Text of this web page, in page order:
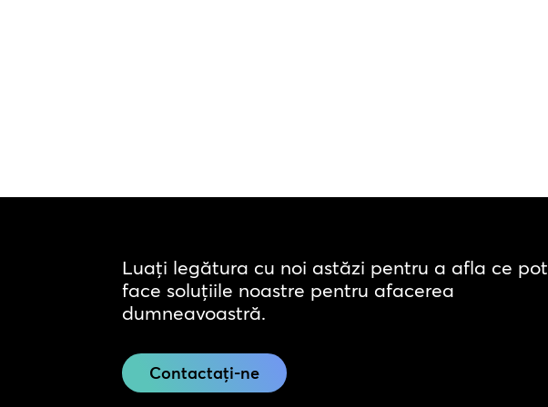
Luați legătura cu noi astăzi pentru a afla ce pot
face soluțiile noastre pentru afacerea
dumneavoastră.
Contactați-ne